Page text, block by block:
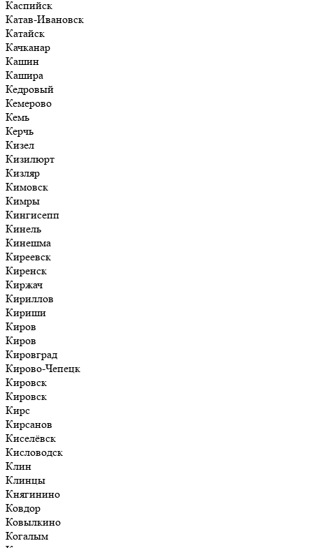
Каспийск
Катав-Ивановск
Катайск
Качканар
Кашин
Кашира
Кедровый
Кемерово
Кемь
Керчь
Кизел
Кизилюрт
Кизляр
Кимовск
Кимры
Кингисепп
Кинель
Кинешма
Киреевск
Киренск
Киржач
Кириллов
Кириши
Киров
Киров
Кировград
Кирово-Чепецк
Кировск
Кировск
Кирс
Кирсанов
Киселёвск
Кисловодск
Клин
Клинцы
Княгинино
Ковдор
Ковылкино
Когалым